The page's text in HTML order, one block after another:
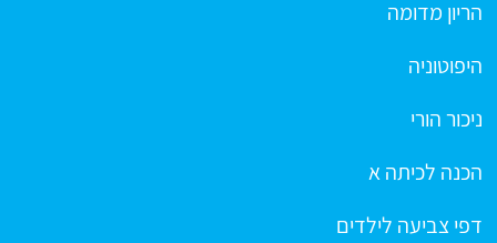
הריון מדומה
היפוטוניה
ניכור הורי
הכנה לכיתה א
דפי צביעה לילדים